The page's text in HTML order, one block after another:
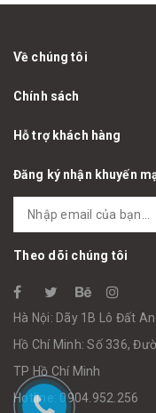
Về chúng tôi
Chính sách
Hỗ trợ khách hàng
Đăng ký nhận khuyến
Theo dõi chúng tôi
Hà Nội: Dãy 1B Lô Đất
Hồ Chí Minh: Số 336,
TP Hồ Chí Minh
Hotline: 0904.952.256